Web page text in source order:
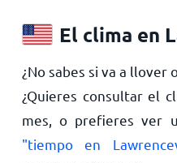
El clima en
¿No sabes si va a llover
¿Quieres consultar el
mes, o prefieres ver
"tiempo en